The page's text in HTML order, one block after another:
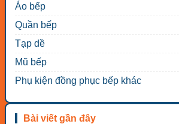
Áo bếp
Quần bếp
Tạp dề
Mũ bếp
Phụ kiện đồng phục bếp khác
Bài viết gần đây